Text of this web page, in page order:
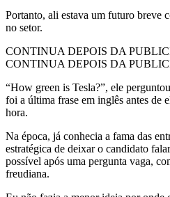
Portanto, ali estava um futuro breve
no setor.
CONTINUA DEPOIS DA
CONTINUA DEPOIS DA
“How green is Tesla?”, ele
foi a última frase em inglês antes de
hora.
Na época, já conhecia a fama das
estratégica de deixar o candidato
possível após uma pergunta vaga,
freudiana.